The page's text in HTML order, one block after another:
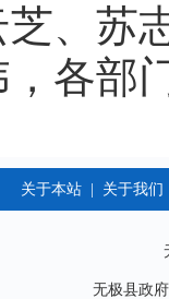
、苏
各部